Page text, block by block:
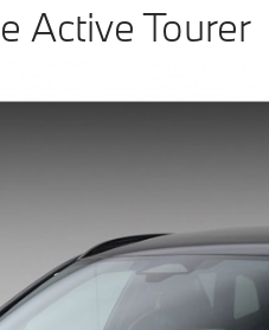
Active Tourer